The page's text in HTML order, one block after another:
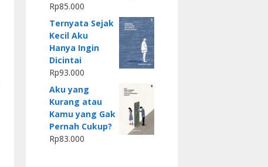
Rp85.000
Ternyata Sejak
Kecil Aku
Hanya Ingin
Dicintai
Rp93.000
Aku yang
Kurang atau
Kamu yang Gak
Pernah Cukup?
Rp83.000